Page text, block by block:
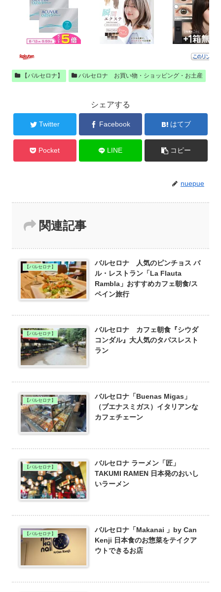
【バルセロナ】 バルセロナ お買い物・ショッピング・お土産
シェアする
Twitter Facebook はてブ
Pocket LINE コピー
nuepue
関連記事
【バルセロナ】
バルセロナ 人気のピンチョス バ
ル・レストラン「La Flauta
Rambla」おすすめカフェ朝食/ス
ペイン旅行
【バルセロナ】
バルセロナ カフェ朝食『シウダ
コンダル』大人気のタパスレスト
ラン
【バルセロナ】
バルセロナ「Buenas Migas」
（ブエナスミガス）イタリアンな
カフェチェーン
【バルセロナ】
バルセロナ ラーメン「匠」
TAKUMI RAMEN 日本発のおいし
いラーメン
【バルセロナ】
バルセロナ「Makanai 」by Can
Kenji 日本食のお惣菜をテイクア
ウトできるお店